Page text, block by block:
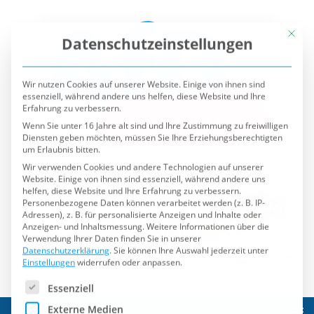
Datenschutzeinstellungen
essenziell, während andere uns helfen, diese Website und Ihre
Erfahrung zu verbessern.
Wenn Sie unter 16 Jahre alt sind und Ihre Zustimmung zu freiwilligen
Diensten geben möchten, müssen Sie Ihre Erziehungsberechtigten
um Erlaubnis bitten.
Wir verwenden Cookies und andere Technologien auf unserer
Website. Einige von ihnen sind essenziell, während andere uns
helfen, diese Website und Ihre Erfahrung zu verbessern.
Personenbezogene Daten können verarbeitet werden (z. B. IP-
Adressen), z. B. für personalisierte Anzeigen und Inhalte oder
Anzeigen- und Inhaltsmessung.Weitere Informationen über die
Verwendung Ihrer Daten finden Sie in unserer
Datenschutzerklärung. Sie können Ihre Auswahl jederzeit unter
Einstellungenwiderrufen oder anpassen.